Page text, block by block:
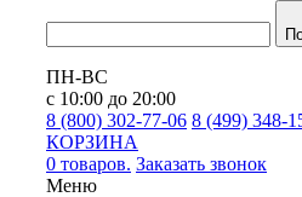
ПН-ВС
с 10:00 до 20:00
8 (800) 302-77-06 8 (499) 348-
КОРЗИНА
0 товаров. Заказать звонок
Меню